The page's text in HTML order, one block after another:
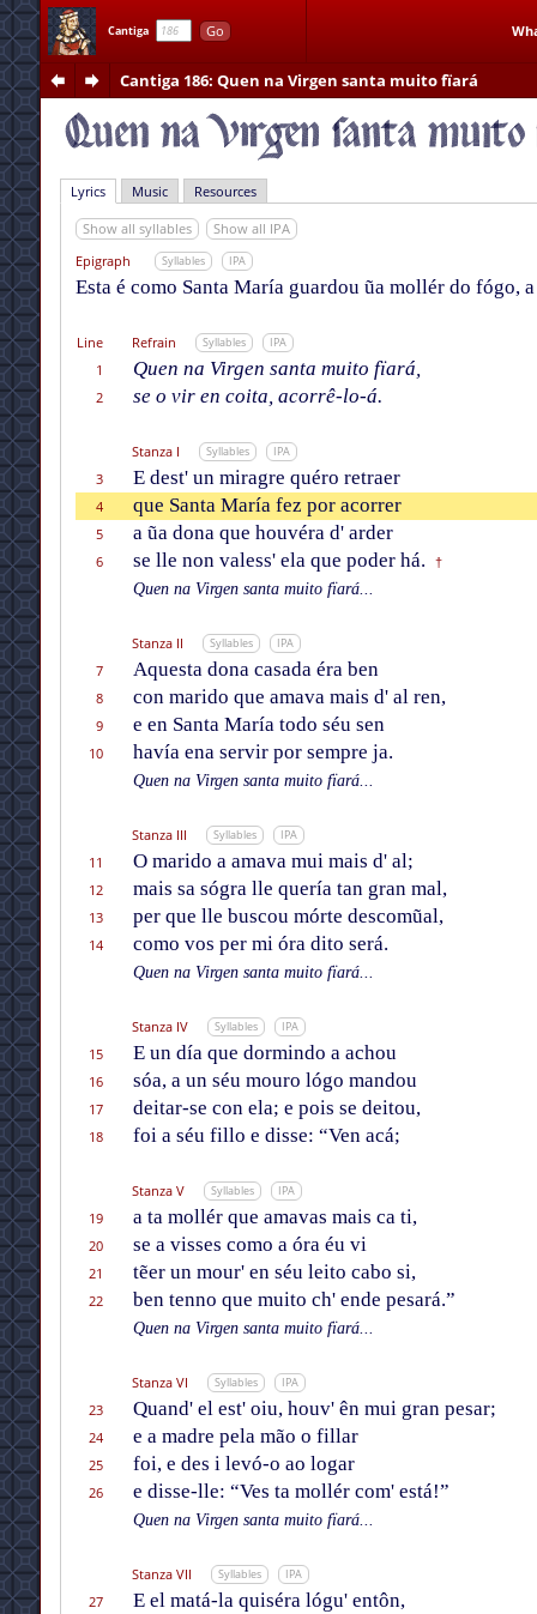
Cantiga Go
Cantiga 186: Quen na Virgen santa muito fïará
Lyrics Music Resources
Show all syllables
Show all IPA
Epigraph
Syllables IPA
Esta é como Santa María guardou ũa mollér do fógo,
Line Refrain Syllables IPA
1
Quen na Virgen santa muito fïará,
2
se o vir en coita, acorrê-lo-á.
Stanza I Syllables IPA
3 E dest' un miragre quéro retraer
4
que Santa María fez por acorrer
5
a ũa dona que houvéra d' arder
6
se lle non valess' ela que poder há. †
Quen na Virgen santa muito fïará...
Stanza II Syllables IPA
7 Aquesta dona casada éra ben
8
con marido que amava mais d' al ren,
9
e en Santa María todo séu sen
10
havía ena servir por sempre ja.
Quen na Virgen santa muito fïará...
Stanza III Syllables IPA
11 O marido a amava mui mais d' al;
12
mais sa sógra lle quería tan gran mal,
13
per que lle buscou mórte descomũal,
14
como vos per mi óra dito será.
Quen na Virgen santa muito fïará...
Stanza IV Syllables IPA
15 E un día que dormindo a achou
16
sóa, a un séu mouro lógo mandou
17
deitar-se con ela; e pois se deitou,
18
foi a séu fillo e disse: “Ven acá;
Stanza V Syllables IPA
19 a ta mollér que amavas mais ca ti,
20
se a visses como a óra éu vi
21
tẽer un mour' en séu leito cabo si,
22
ben tenno que muito ch' ende pesará.”
Quen na Virgen santa muito fïará...
Stanza VI Syllables IPA
23 Quand' el est' oiu, houv' ên mui gran pesar;
24
e a madre pela mão o fillar
25
foi, e des i levó-o ao logar
26
e disse-lle: “Ves ta mollér com' está!”
Quen na Virgen santa muito fïará...
Stanza VII Syllables IPA
27 E el matá-la quiséra lógu' entôn,